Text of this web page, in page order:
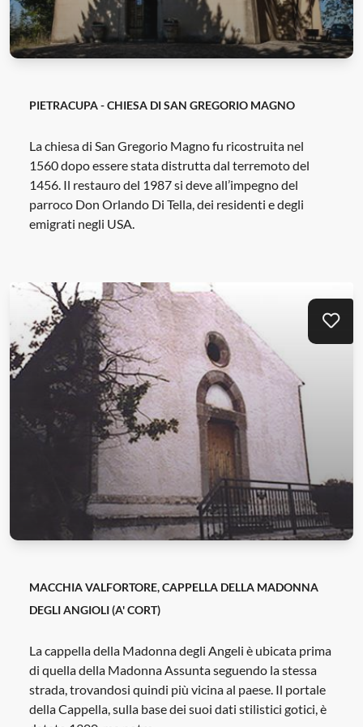
INFORMAZIONI
Dormire Mangiare Eventi Offerte
Area operatori
PIETRACUPA - CHIESA DI SAN GREGORIO MAGNO
La chiesa di San Gregorio Magno fu ricostruita nel
1560 dopo essere stata distrutta dal terremoto del
1456. Il restauro del 1987 si deve all’impegno del
parroco Don Orlando Di Tella, dei residenti e degli
emigrati negli USA.
MACCHIA VALFORTORE, CAPPELLA DELLA MADONNA
DEGLI ANGIOLI (A' CORT)
La cappella della Madonna degli Angeli è ubicata prima
di quella della Madonna Assunta seguendo la stessa
strada, trovandosi quindi più vicina al paese. Il portale
della Cappella, sulla base dei suoi dati stilistici gotici, è